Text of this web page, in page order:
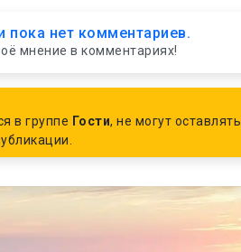
пока нет комментариев.
мнение в комментариях!
в группе Гости, не могут оставлять